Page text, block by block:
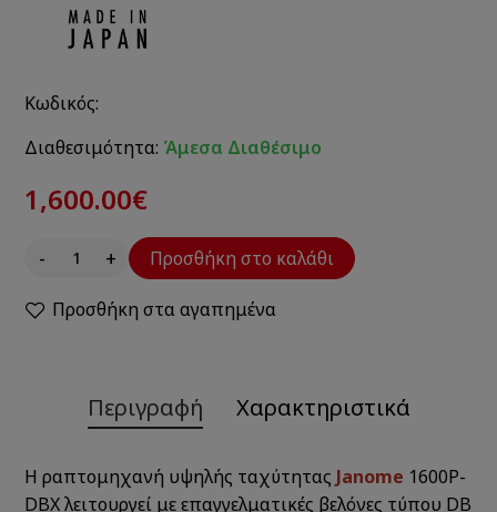
Κωδικός:
Διαθεσιμότητα: Άμεσα Διαθέσιμο
1,600.00€
- + Προσθήκη στο καλάθι
Προσθήκη στα αγαπημένα
Περιγραφή Χαρακτηριστικά
Η ραπτομηχανή υψηλής ταχύτητας Janome 1600P-
DBX λειτουργεί με επαγγελματικές βελόνες τύπου DB